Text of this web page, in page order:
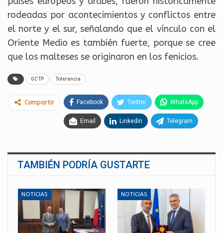
rodeadas por acontecimientos y conflictos entre
el norte y el sur, señalando que el vínculo con el
Oriente Medio es también fuerte, porque se cree
que los malteses se originaron en los fenicios.
GCTP Tolerancia
Compartir Facebook Twitter WhatsApp
Email Linkedin Telegram
TAMBIÉN PODRÍA GUSTARTE
NOTICIAS NOTICIAS